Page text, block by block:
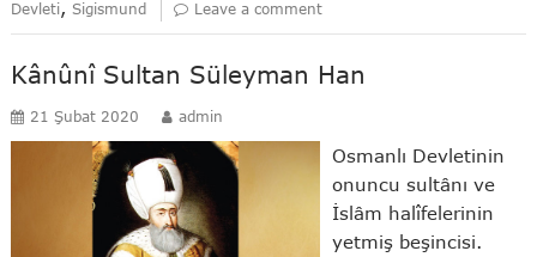
Devleti,Sigismund Leave a comment
Kânûnî Sultan Süleyman Han
21 Şubat 2020 admin
Osmanlı Devletinin
onuncu sultânı ve
İslâm halîfelerinin
yetmiş beşincisi.